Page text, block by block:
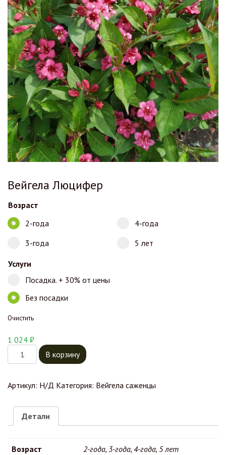
Вейгела Люцифер
Возраст
2-года
3-года
4-года
5 лет
Услуги
Посадка. + 30% от цены
Без посадки
Очистить
1 024 ₽
Количество товара Вейгела Люцифер
В корзину
Артикул: Н/Д Категория: Вейгела саженцы
Детали
Возраст 2-года, 3-года, 4-года, 5 лет